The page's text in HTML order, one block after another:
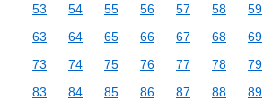
53
54 55 56 57 58 59
63
64 65 66 67 68 69
73
74 75 76 77 78 79
83
84 85 86 87 88 89